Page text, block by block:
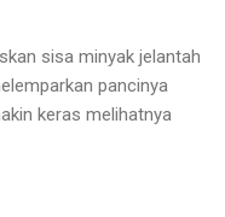
sisa minyak jelantah
pancinya
keras melihatnya